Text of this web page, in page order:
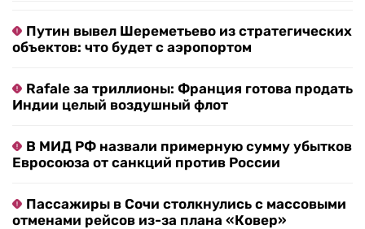
Путин вывел Шереметьево из стратегических
объектов: что будет с аэропортом
Rafale за триллионы: Франция готова продать
Индии целый воздушный флот
В МИД РФ назвали примерную сумму убытков
Евросоюза от санкций против России
Пассажиры в Сочи столкнулись с массовыми
отменами рейсов из-за плана «Ковер»